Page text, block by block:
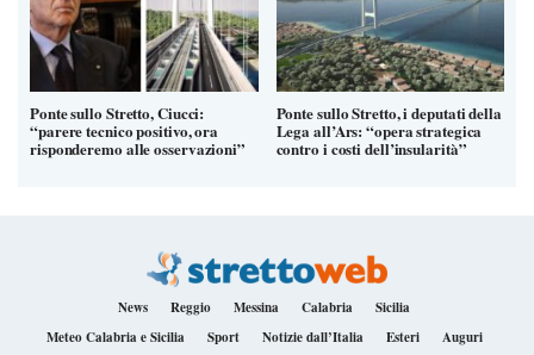
Ponte sullo Stretto, Ciucci:
“parere tecnico positivo, ora
risponderemo alle osservazioni”
Ponte sullo Stretto, i deputati della
Lega all’Ars: “opera strategica
contro i costi dell’insularità”
News Reggio Messina Calabria
Sicilia
Meteo Calabria e Sicilia
Sport Notizie dall’Italia Esteri Auguri